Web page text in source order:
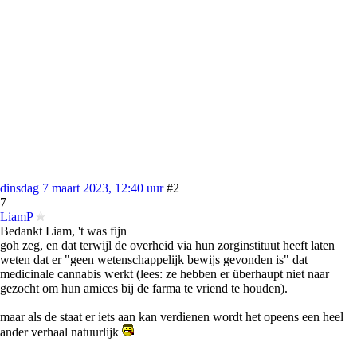
dinsdag 7 maart 2023, 12:40 uur #2
7
LiamP
Bedankt Liam, 't was fijn
goh zeg, en dat terwijl de overheid via hun zorginstituut heeft laten
weten dat er "geen wetenschappelijk bewijs gevonden is" dat
medicinale cannabis werkt (lees: ze hebben er überhaupt niet naar
gezocht om hun amices bij de farma te vriend te houden).
maar als de staat er iets aan kan verdienen wordt het opeens een heel
ander verhaal natuurlijk